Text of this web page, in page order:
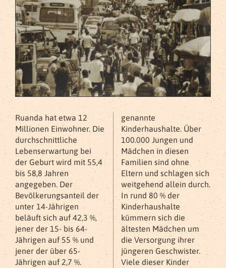
Ruanda hat etwa 12
Millionen Einwohner. Die
durchschnittliche
Lebenserwartung bei
der Geburt wird mit 55,4
bis 58,8 Jahren
angegeben. Der
Bevölkerungsanteil der
unter 14-Jährigen
beläuft sich auf 42,3 %,
jener der 15- bis 64-
Jährigen auf 55 % und
jener der über 65-
Jährigen auf 2,7 %.
genannte
Kinderhaushalte. Über
100.000 Jungen und
Mädchen in diesen
Familien sind ohne
Eltern und schlagen sich
weitgehend allein durch.
In rund 80 % der
Kinderhaushalte
kümmern sich die
ältesten Mädchen um
die Versorgung ihrer
jüngeren Geschwister.
Viele dieser Kinder